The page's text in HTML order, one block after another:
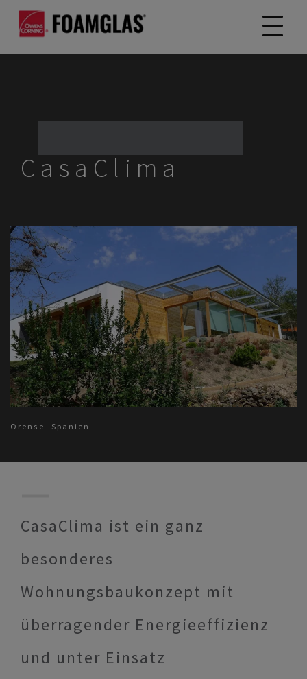
CasaClima
Orense Spanien
CasaClima ist ein ganz
besonderes
Wohnungsbaukonzept mit
überragender Energieeffizienz
und unter Einsatz